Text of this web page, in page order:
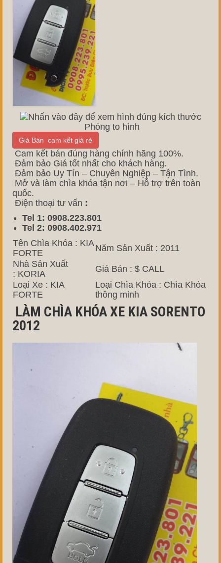
Phóng to hình
Giá Bán cam kết giá rẻ
Cam kết bán đúng hàng chính hãng 100%.
Đảm bảo Giá tốt nhất cho khách hàng.
Đảm bảo Uy Tín – Chuyên Nghiệp – Tận Tình.
Mở và làm chìa khóa tận nơi – Hỗ trợ trên toàn
quốc.
Điện thoại tư vấn :
Tel 1: 0908.223.801
Tel 2: 0908.402.971
Tên Chìa Khóa : KIA
FORTE
Năm Sản Xuất : 2011
Nhà Sản Xuất
: KORIA
Giá Bán : $ CALL
Loại Xe : KIA
FORTE
Loại Chìa Khóa : Chìa Khóa
thông minh
LÀM CHÌA KHÓA XE KIA SORENTO
2012